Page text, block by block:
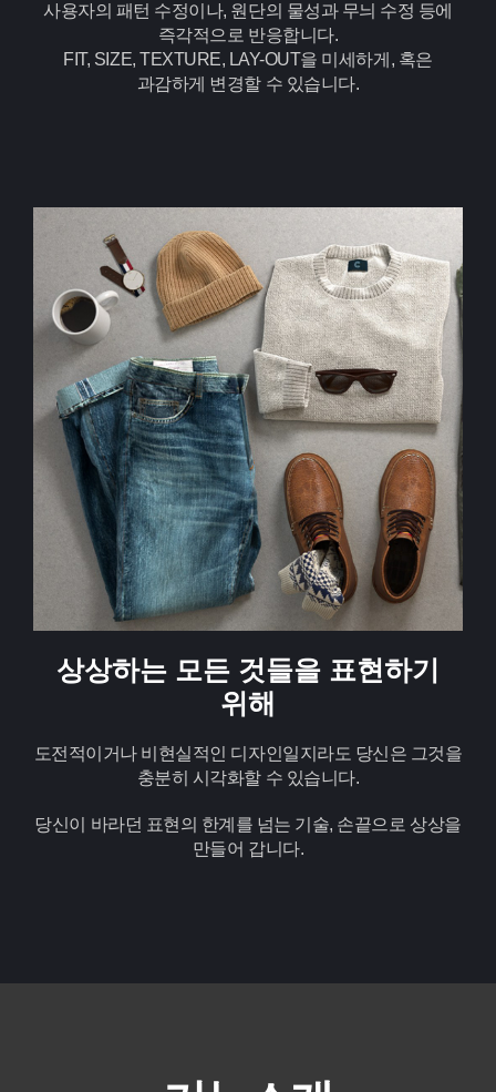
사용자의 패턴 수정이나, 원단의 물성과 무늬 수정 등에
즉각적으로 반응합니다.
FIT, SIZE, TEXTURE, LAY-OUT을 미세하게, 혹은
과감하게 변경할 수 있습니다.
상상하는 모든 것들을 표현하기
위해
도전적이거나 비현실적인 디자인일지라도 당신은 그것을
충분히 시각화할 수 있습니다.
당신이 바라던 표현의 한계를 넘는 기술, 손끝으로 상상을
만들어 갑니다.